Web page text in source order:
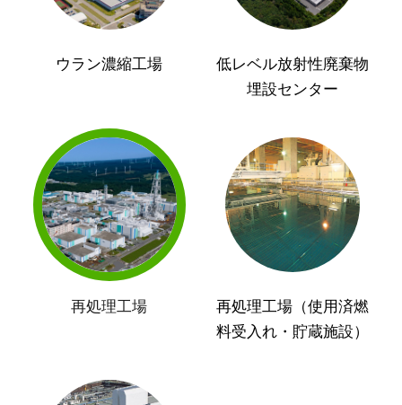
ウラン濃縮工場
低レベル放射性廃棄物
埋設センター
再処理工場
再処理工場（使用済燃
料受入れ・貯蔵施設）